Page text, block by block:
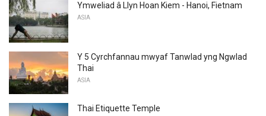
Ymweliad â Llyn Hoan Kiem - Hanoi, Fietnam
ASIA
Y 5 Cyrchfannau mwyaf Tanwlad yng Ngwlad
Thai
ASIA
Thai Etiquette Temple